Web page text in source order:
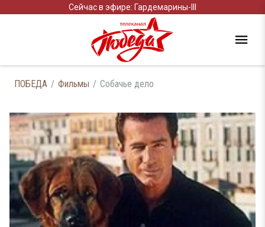
Сейчас в эфире: Гардемарины-III
ПОБЕДА Фильмы Собачье дело